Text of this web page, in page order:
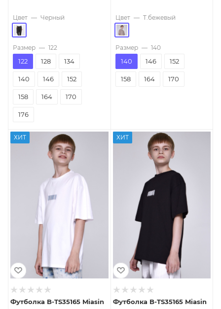
Цвет — Черный
Размер — 122
122 128 134
140 146 152
158 164 170
176
Цвет — T.бежевый
Размер — 140
140 146 152
158 164 170
ХИТ
Футболка B-TS35165 Miasin
ХИТ
Футболка B-TS35165 Miasin